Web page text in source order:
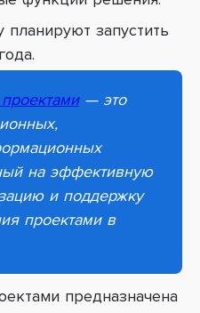
планируют запустить
— это
на эффективную
и поддержку
проектами в
предназначена